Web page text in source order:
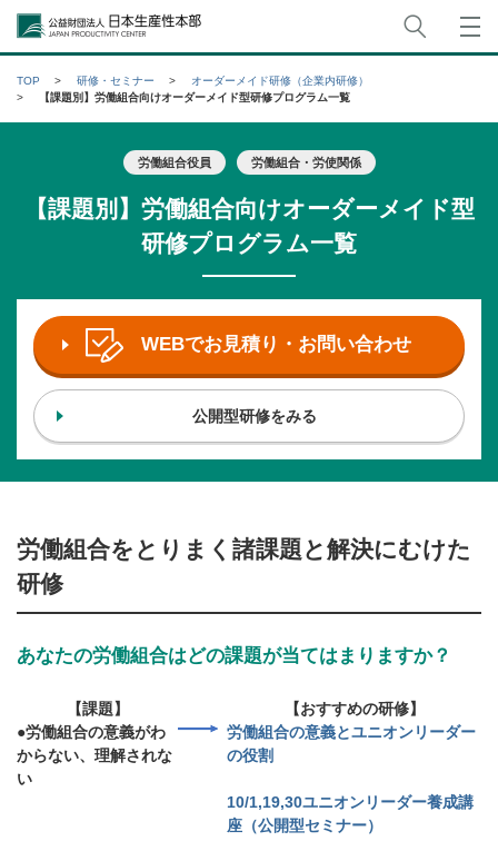
公益財団法人日本生産性本部
TOP 研修・セミナー
オーダーメイド研修（企業内研修）
【課題別】労働組合向けオーダーメイド型研修プログラム一覧
労働組合役員 労働組合・労使関係
【課題別】労働組合向けオーダーメイド型
研修プログラム一覧
WEBでお見積り・お問い合わせ
公開型研修をみる
労働組合をとりまく諸課題と解決にむけた
研修
あなたの労働組合はどの課題が当てはまりますか？
【課題】
【おすすめの研修】
●労働組合の意義がわ
からない、理解されな
い
労働組合の意義とユニオンリーダー
の役割
10/1,19,30ユニオンリーダー養成講
座（公開型セミナー）